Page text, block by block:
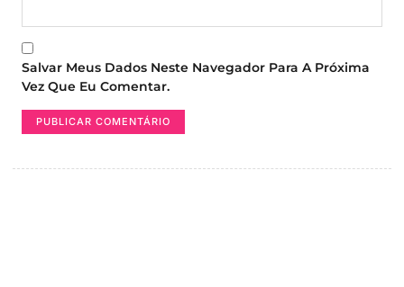
Salvar Meus Dados Neste Navegador Para A Próxima
Vez Que Eu Comentar.